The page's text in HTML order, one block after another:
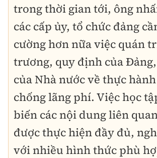
trong thời gian tới, ông
các cấp ủy, tổ chức đảng
cường hơn nữa việc quán
trương, quy định của
của Nhà nướcvề thực
chống lãng phí. Việchọc
biến các nội dung liên
được thực hiện đầy đủ,
vớinhiều hình thức phù